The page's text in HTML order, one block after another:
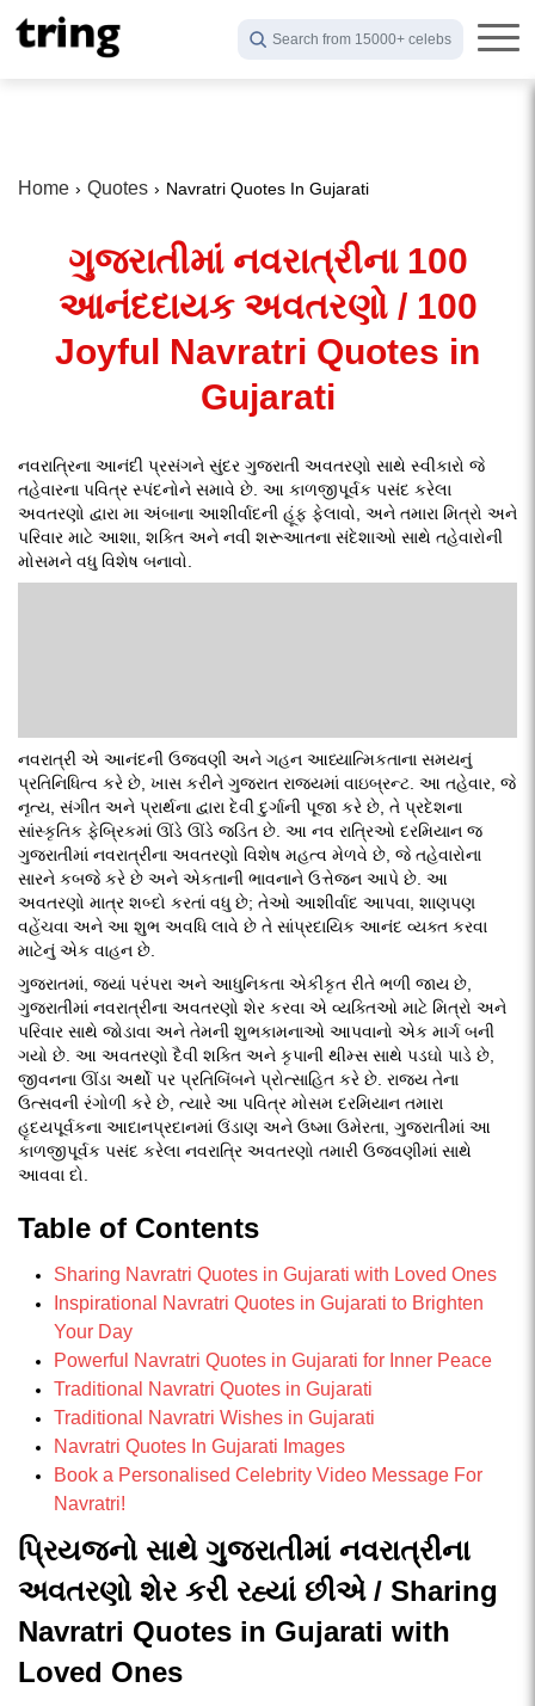
Search from 15000+ celebs
Home Quotes Navratri Quotes In Gujarati
ગુજરાતીમાં નવરાત્રીના 100
આનંદદાયક અવતરણો / 100
Joyful Navratri Quotes in
Gujarati
નવરાત્રિના આનંદી પ્રસંગને સુંદર ગુજરાતી અવતરણો સાથે સ્વીકારો જે
તહેવારના પવિત્ર સ્પંદનોને સમાવે છે. આ કાળજીપૂર્વક પસંદ કરેલા
અવતરણો દ્વારા મા અંબાના આશીર્વાદની હૂંફ ફેલાવો, અને તમારા મિત્રો અને
પરિવાર માટે આશા, શક્તિ અને નવી શરૂઆતના સંદેશાઓ સાથે તહેવારોની
મોસમને વધુ વિશેષ બનાવો.
નવરાત્રી એ આનંદની ઉજવણી અને ગહન આધ્યાત્મિકતાના સમયનું
પ્રતિનિધિત્વ કરે છે, ખાસ કરીને ગુજરાત રાજ્યમાં વાઇબ્રન્ટ. આ તહેવાર, જે
નૃત્ય, સંગીત અને પ્રાર્થના દ્વારા દેવી દુર્ગાની પૂજા કરે છે, તે પ્રદેશના
સાંસ્કૃતિક ફેબ્રિકમાં ઊંડે ઊંડે જડિત છે. આ નવ રાત્રિઓ દરમિયાન જ
ગુજરાતીમાં નવરાત્રીના અવતરણો વિશેષ મહત્વ મેળવે છે, જે તહેવારોના
સારને કબજે કરે છે અને એકતાની ભાવનાને ઉત્તેજન આપે છે. આ
અવતરણો માત્ર શબ્દો કરતાં વધુ છે; તેઓ આશીર્વાદ આપવા, શાણપણ
વહેંચવા અને આ શુભ અવધિ લાવે છે તે સાંપ્રદાયિક આનંદ વ્યક્ત કરવા
માટેનું એક વાહન છે.
ગુજરાતમાં, જ્યાં પરંપરા અને આધુનિકતા એકીકૃત રીતે ભળી જાય છે,
ગુજરાતીમાં નવરાત્રીના અવતરણો શેર કરવા એ વ્યક્તિઓ માટે મિત્રો અને
પરિવાર સાથે જોડાવા અને તેમની શુભકામનાઓ આપવાનો એક માર્ગ બની
ગયો છે. આ અવતરણો દૈવી શક્તિ અને કૃપાની થીમ્સ સાથે પડઘો પાડે છે,
જીવનના ઊંડા અર્થો પર પ્રતિબિંબને પ્રોત્સાહિત કરે છે. રાજ્ય તેના
ઉત્સવની રંગોળી કરે છે, ત્યારે આ પવિત્ર મોસમ દરમિયાન તમારા
હૃદયપૂર્વકના આદાનપ્રદાનમાં ઉંડાણ અને ઉષ્મા ઉમેરતા, ગુજરાતીમાં આ
કાળજીપૂર્વક પસંદ કરેલા નવરાત્રિ અવતરણો તમારી ઉજવણીમાં સાથે
આવવા દો.
Table of Contents
Sharing Navratri Quotes in Gujarati with Loved Ones
Inspirational Navratri Quotes in Gujarati to Brighten
Your Day
Powerful Navratri Quotes in Gujarati for Inner Peace
Traditional Navratri Quotes in Gujarati
Traditional Navratri Wishes in Gujarati
Navratri Quotes In Gujarati Images
Book a Personalised Celebrity Video Message For
Navratri!
પ્રિયજનો સાથે ગુજરાતીમાં નવરાત્રીના
અવતરણો શેર કરી રહ્યાં છીએ / Sharing
Navratri Quotes in Gujarati with
Loved Ones